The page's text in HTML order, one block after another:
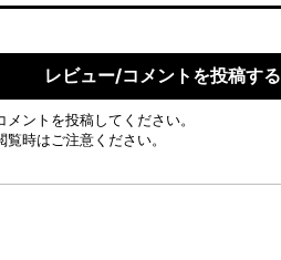
レビュー/コメントを投稿する
ントを投稿してください。
時はご注意ください。